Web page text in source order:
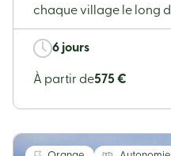
chaque village le long
6 jours
À partir de575 €